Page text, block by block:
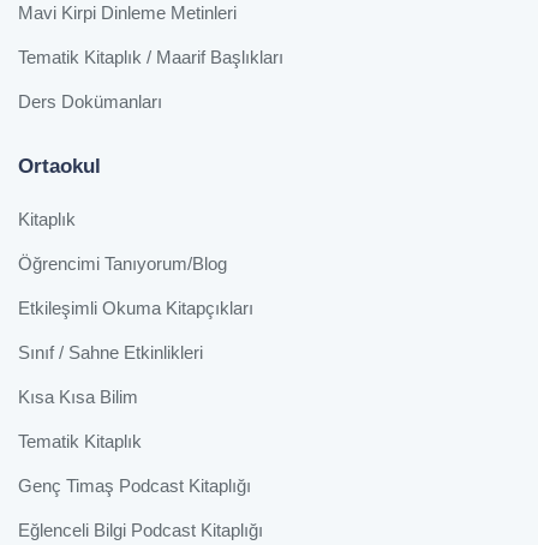
Mavi Kirpi Dinleme Metinleri
Tematik Kitaplık / Maarif Başlıkları
Ders Dokümanları
Ortaokul
Kitaplık
Öğrencimi Tanıyorum/Blog
Etkileşimli Okuma Kitapçıkları
Sınıf / Sahne Etkinlikleri
Kısa Kısa Bilim
Tematik Kitaplık
Genç Timaş Podcast Kitaplığı
Eğlenceli Bilgi Podcast Kitaplığı